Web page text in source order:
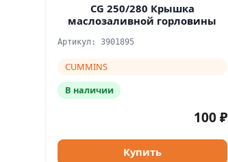
CG 250/280 Крышка
маслозаливной горловины
Артикул: 3901895
CUMMINS
В наличии
100 ₽
Купить